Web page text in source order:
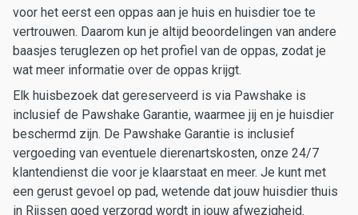
voor het eerst een oppas aan je huis en huisdier toe te
vertrouwen. Daarom kun je altijd beoordelingen van andere
baasjes teruglezen op het profiel van de oppas, zodat je
wat meer informatie over de oppas krijgt.
Elk huisbezoek dat gereserveerd is via Pawshake is
inclusief de Pawshake Garantie, waarmee jij en je huisdier
beschermd zijn. De Pawshake Garantie is inclusief
vergoeding van eventuele dierenartskosten, onze 24/7
klantendienst die voor je klaarstaat en meer. Je kunt met
een gerust gevoel op pad, wetende dat jouw huisdier thuis
in Rijssen goed verzorgd wordt in jouw afwezigheid.